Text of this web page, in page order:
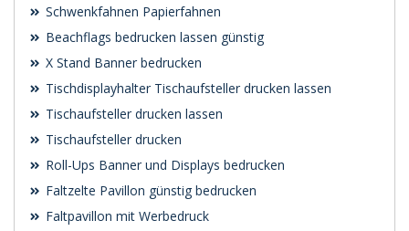
Schwenk­fahnen Papierfahnen
Beachflags bedrucken lassen günstig
X Stand Banner bedrucken
Tischdisplayhalter Tischaufsteller drucken lassen
Tischaufsteller drucken lassen
Tischaufsteller drucken
Roll-Ups Banner und Displays bedrucken
Faltzelte Pavillon günstig bedrucken
Faltpavillon mit Werbedruck